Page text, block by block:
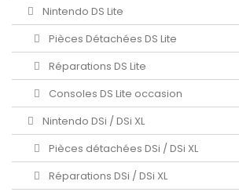
Nintendo DS Lite
Pièces Détachées DS Lite
Réparations DS Lite
Consoles DS Lite occasion
Nintendo DSi / DSi XL
Pièces détachées DSi / DSi XL
Réparations DSi / DSi XL